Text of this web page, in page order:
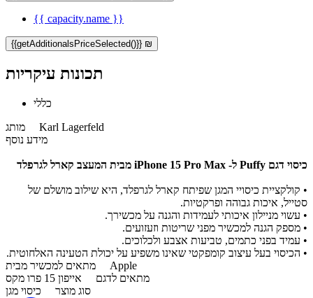
{{ capacity.name }}
{{getAdditionalsPriceSelected()}} ₪
תכונות עיקריות
כללי
מותג Karl Lagerfeld
מידע נוסף
כיסוי דגם Puffy ל- iPhone 15 Pro Max מבית המעצב קארל לגרפלד
• קולקציית כיסויי המגן שפיתח קארל לגרפלד, היא שילוב מושלם של
סטייל, איכות גבוהה ופרקטיות.
• עשוי מניילון איכותי לעמידות והגנה על מכשירך.
• מספק הגנה למכשיר מפני שריטות וזעזועים.
• עמיד בפני כתמים, טביעות אצבע ולכלוכים.
• הכיסוי בעל עיצוב קומפקטי שאינו משפיע על יכולת הטעינה האלחוטית.
מתאים למכשיר מבית Apple
מתאים לדגם אייפון 15 פרו מקס
סוג מוצר כיסוי מגן